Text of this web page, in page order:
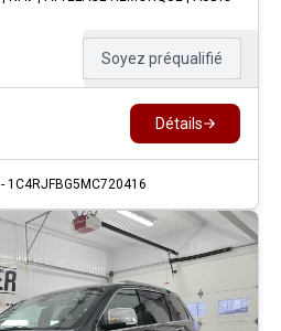
Soyez préqualifié
Détails
- 1C4RJFBG5MC720416